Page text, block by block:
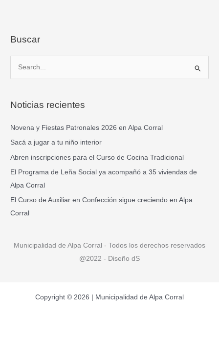
Buscar
c
o
r
:
Noticias recientes
Novena y Fiestas Patronales 2026 en Alpa Corral
Sacá a jugar a tu niño interior
Abren inscripciones para el Curso de Cocina Tradicional
El Programa de Leña Social ya acompañó a 35 viviendas de
Alpa Corral
El Curso de Auxiliar en Confección sigue creciendo en Alpa
Corral
Municipalidad de Alpa Corral - Todos los derechos reservados
@2022 - Diseño dS
Copyright © 2026 | Municipalidad de Alpa Corral